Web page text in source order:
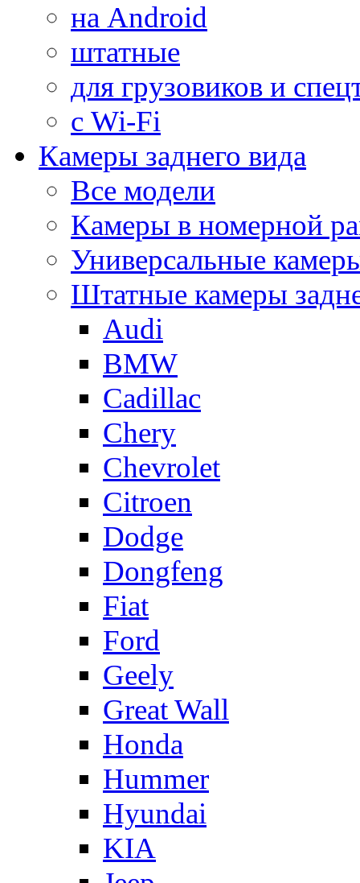
на Android
штатные
для грузовиков и
с Wi-Fi
Камеры заднего вида
Все модели
Камеры в номерной
Универсальные
Штатные камеры
Audi
BMW
Cadillac
Chery
Chevrolet
Citroen
Dodge
Dongfeng
Fiat
Ford
Geely
Great Wall
Honda
Hummer
Hyundai
KIA